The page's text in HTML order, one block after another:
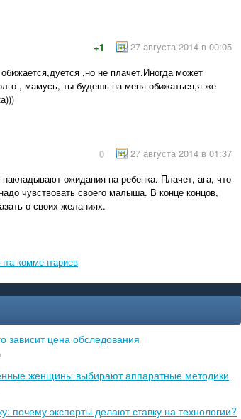
27 августа 2014 в 00:05
+1
,но не плачет.Иногда может
, мамусь, ты будешь на меня обижаться,я же
27 августа 2014 в 01:37
0
ожидания на ребенка. Плачет, ага, что
чувствовать своего малыша. В конце концов,
о своих желаниях.
комментариев
зависит цена обследования
женщины выбирают аппаратные методики
почему эксперты делают ставку на технологии?